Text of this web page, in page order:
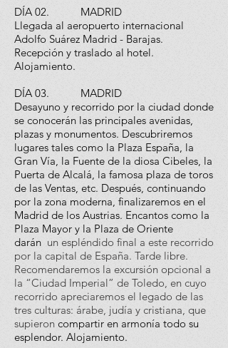
DÍA 02. MADRID
Llegada al aeropuerto internacional
Adolfo Suárez Madrid - Barajas.
Recepción y traslado al hotel.
Alojamiento.
DÍA 03. MADRID
Desayuno y recorrido por la ciudad donde
se conocerán las principales avenidas,
plazas y monumentos. Descubriremos
lugares tales como la Plaza España, la
Gran Vía, la Fuente de la diosa Cibeles, la
Puerta de Alcalá, la famosa plaza de toros
de las Ventas, etc. Después, continuando
por la zona moderna, finalizaremos en el
Madrid de los Austrias. Encantos como la
Plaza Mayor y la Plaza de Oriente
darán un espléndido final a este recorrido
por la capital de España. Tarde libre.
Recomendaremos la excursión opcional a
la “Ciudad Imperial” de Toledo, en cuyo
recorrido apreciaremos el legado de las
tres culturas: árabe, judía y cristiana, que
supieron compartir en armonía todo su
esplendor. Alojamiento.